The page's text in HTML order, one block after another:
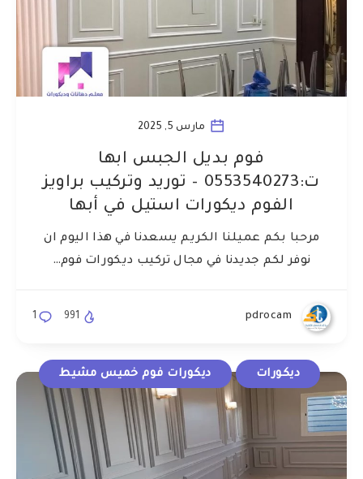
مارس 5, 2025
فوم بديل الجبس ابها
ت:0553540273 – توريد وتركيب براويز
الفوم ديكورات استيل في أبها
مرحبا بكم عميلنا الكريم يسعدنا في هذا اليوم ان
نوفر لكم جديدنا في مجال تركيب ديكورات فوم…
pdrocam
1 991
ديكورات ديكورات فوم خميس مشيط